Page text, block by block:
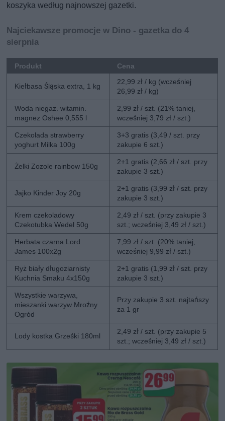
koszyka według najnowszej gazetki.
Najciekawsze promocje w Dino - gazetka do 4
sierpnia
Produkt Cena
Kiełbasa Śląska extra, 1 kg
22,99 zł / kg (wcześniej
26,99 zł / kg)
Woda niegaz. witamin.
magnez Oshee 0,555 l
2,99 zł / szt. (21% taniej,
wcześniej 3,79 zł / szt.)
Czekolada strawberry
yoghurt Milka 100g
3+3 gratis (3,49 / szt. przy
zakupie 6 szt.)
Żelki Zozole rainbow 150g
2+1 gratis (2,66 zł / szt. przy
zakupie 3 szt.)
Jajko Kinder Joy 20g
2+1 gratis (3,99 zł / szt. przy
zakupie 3 szt.)
Krem czekoladowy
Czekotubka Wedel 50g
2,49 zł / szt. (przy zakupie 3
szt.; wcześniej 3,49 zł / szt.)
Herbata czarna Lord
James 100x2g
7,99 zł / szt. (20% taniej,
wcześniej 9,99 zł / szt.)
Ryż biały długoziarnisty
Kuchnia Smaku 4x150g
2+1 gratis (1,99 zł / szt. przy
zakupie 3 szt.)
Wszystkie warzywa,
mieszanki warzyw Mroźny
Ogród
Przy zakupie 3 szt. najtańszy
za 1 gr
Lody kostka Grześki 180ml
2,49 zł / szt. (przy zakupie 5
szt.; wcześniej 3,49 zł / szt.)